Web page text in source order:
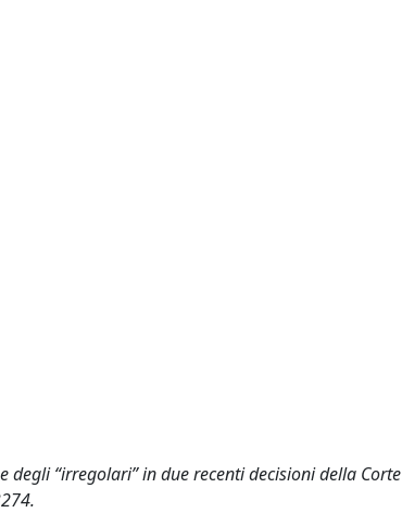
“irregolari” in due recenti decisioni della Corte